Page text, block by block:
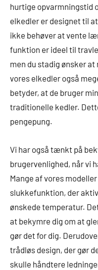
hurtige opvarmningstid
elkedler er designet til
ikke behøver at vente
funktion er ideel til
men du stadig ønsker
vores elkedler også
betyder, at de bruger
traditionelle kedler.
pengepung.
Vi har også tænkt på
brugervenlighed, når vi
Mange af vores
slukkefunktion, der
ønskede temperatur.
at bekymre dig om at
gør det for dig.
trådløs design, der gør
skulle håndtere